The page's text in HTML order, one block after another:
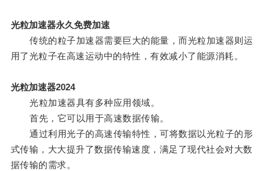
光粒加速器永久免费加速
传统的粒子加速器需要巨大的能量，而光粒加速器则运
用了光粒子在高速运动中的特性，有效减小了能源消耗。
光粒加速器2024
光粒加速器具有多种应用领域。
首先，它可以用于高速数据传输。
通过利用光子的高速传输特性，可将数据以光粒子的形
式传输，大大提升了数据传输速度，满足了现代社会对大数
据传输的需求。